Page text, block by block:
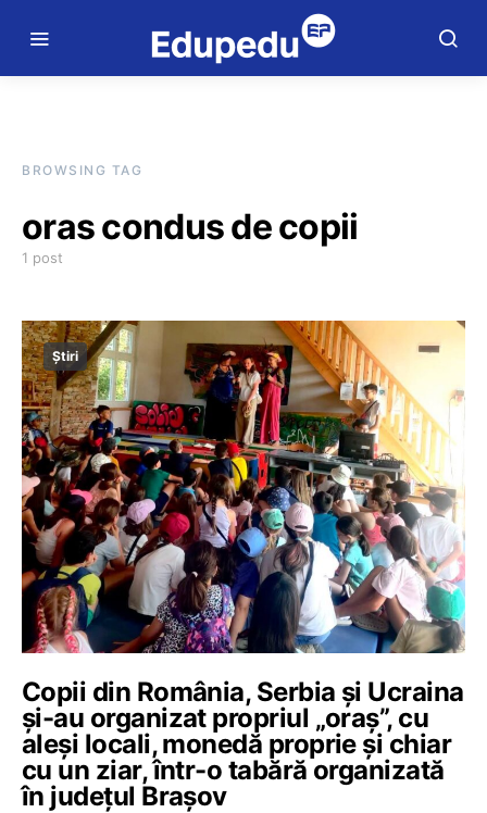
BROWSING TAG
oras condus de copii
1 post
Știri
Copii din România, Serbia și Ucraina
și-au organizat propriul „oraș”, cu
aleși locali, monedă proprie și chiar
cu un ziar, într-o tabără organizată
în județul Brașov